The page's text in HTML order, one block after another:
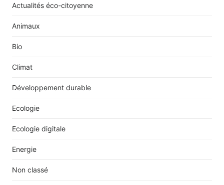
Actualités éco-citoyenne
Animaux
Bio
Climat
Développement durable
Ecologie
Ecologie digitale
Energie
Non classé